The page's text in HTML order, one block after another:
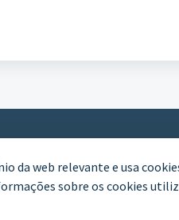
(61) 3772-7800
da web relevante e usa
sobre os cookies